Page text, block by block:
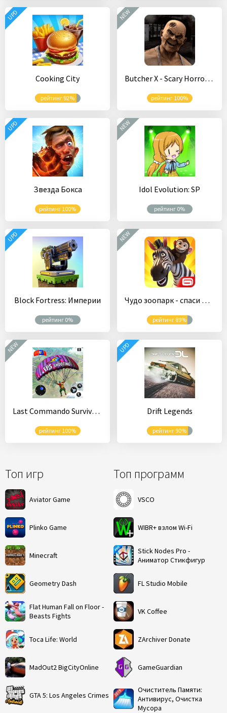
Топ игр
Aviator Game
Plinko Game
Minecraft
Geometry Dash
Flat Human Fall on Floor -
Beasts Fights
Toca Life: World
MadOut2 BigCityOnline
GTA 5: Los Angeles Crimes
Топ программ
VSCO
WIBR+ взлом Wi-Fi
Stick Nodes Pro -
Аниматор Стикфигур
FL Studio Mobile
VK Coffee
ZArchiver Donate
GameGuardian
Очиститель Памяти:
Антивирус, Очистка
Мусора
Cooking City
рейтинг 92%
UPD
Butcher X - Scary Horror Game / Escape from hospital
рейтинг 100%
NEW
Звезда Бокса
рейтинг 100%
UPD
Idol Evolution: SP
рейтинг 0%
NEW
Block Fortress: Империи
рейтинг 0%
UPD
Чудо зоопарк - спаси животных!
рейтинг 89%
NEW
Last Commando Survival: Free Shooting Games
рейтинг 100%
NEW
Drift Legends
рейтинг 90%
UPD